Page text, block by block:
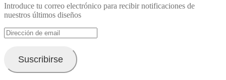
Introduce tu correo electrónico para recibir notificaciones de
nuestros últimos diseños
Dirección
de
Suscribirse